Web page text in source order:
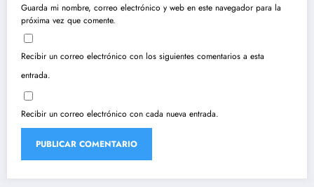
Guarda mi nombre, correo electrónico y web en este navegador para la
próxima vez que comente.
Recibir un correo electrónico con los siguientes comentarios a esta
entrada.
Recibir un correo electrónico con cada nueva entrada.